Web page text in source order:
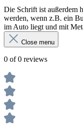
Die Schrift ist außerdem
werden, wenn z.B. ein
im Auto liegt und mit
Close menu
0 of 0 reviews